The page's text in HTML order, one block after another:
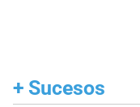
+ Sucesos